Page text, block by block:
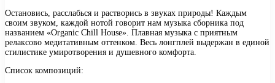
Остановись, расслабься и растворись в звуках природы! Каждым
своим звуком, каждой нотой говорит нам музыка сборника под
названием «Organic Chill House». Плавная музыка с приятным
релаксово медитативным оттенком. Весь лонгплей выдержан в единой
стилистике умиротворения и душевного комфорта.
Список композиций: